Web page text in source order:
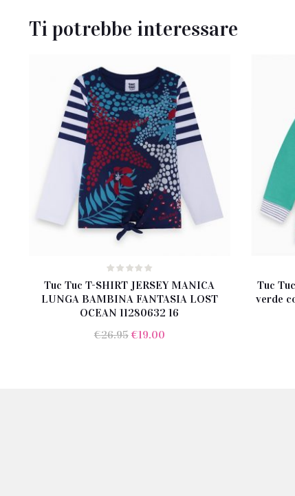
Ti potrebbe interessare
Tuc Tuc T-SHIRT JERSEY MANICA
LUNGA BAMBINA FANTASIA LOST
OCEAN 11280632 16
€26.95 Il
€19.00Il
Tuc
verde